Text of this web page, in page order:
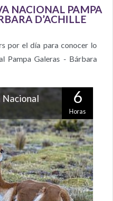
NACIONAL PAMPA
D’ACHILLE
por el día para conocer lo
Pampa Galeras - Bárbara
Nacional
6
Horas
más representativos
su enorme valor natural.